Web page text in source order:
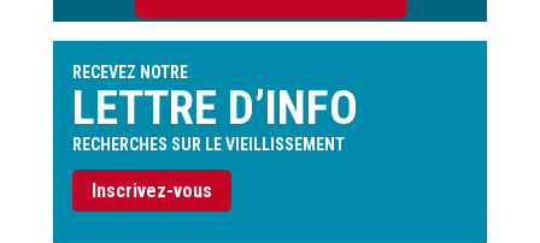
l'utilisateur
RECEVEZ NOTRE
LETTRE D’INFO
RECHERCHES SUR LE VIEILLISSEMENT
Inscrivez-vous